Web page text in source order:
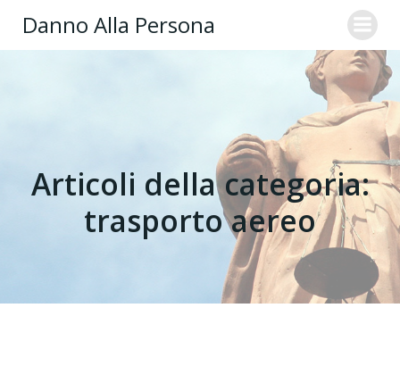
Danno Alla Persona
Articoli della categoria:
trasporto aereo